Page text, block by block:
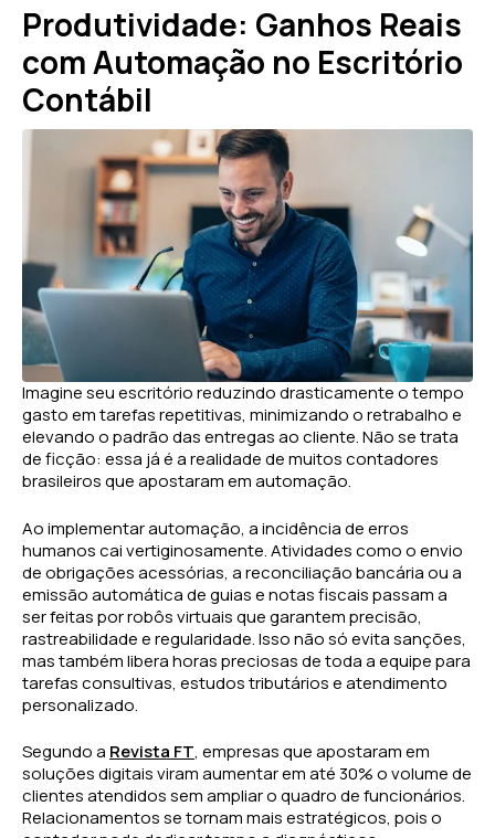
Produtividade: Ganhos Reais
com Automação no Escritório
Contábil
Imagine seu escritório reduzindo drasticamente o tempo
gasto em tarefas repetitivas, minimizando o retrabalho e
elevando o padrão das entregas ao cliente. Não se trata
de ficção: essa já é a realidade de muitos contadores
brasileiros que apostaram em automação.
Ao implementar automação, a incidência de erros
humanos cai vertiginosamente. Atividades como o envio
de obrigações acessórias, a reconciliação bancária ou a
emissão automática de guias e notas fiscais passam a
ser feitas por robôs virtuais que garantem precisão,
rastreabilidade e regularidade. Isso não só evita sanções,
mas também libera horas preciosas de toda a equipe para
tarefas consultivas, estudos tributários e atendimento
personalizado.
Segundo a Revista FT, empresas que apostaram em
soluções digitais viram aumentar em até 30% o volume de
clientes atendidos sem ampliar o quadro de funcionários.
Relacionamentos se tornam mais estratégicos, pois o